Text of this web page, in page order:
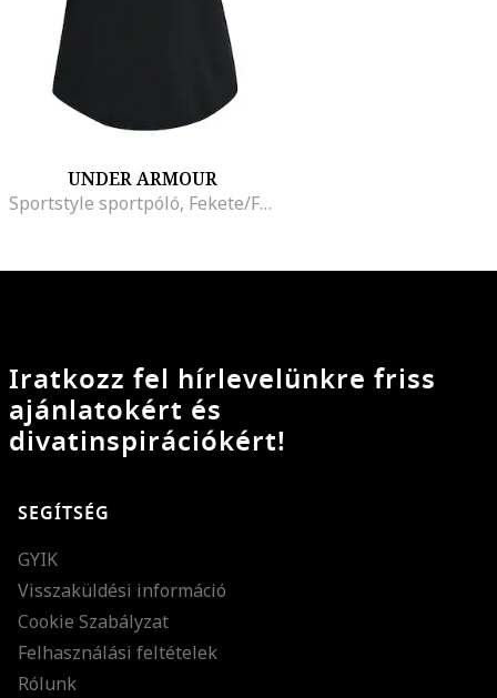
UNDER ARMOUR
Sportstyle sportpóló, Fekete/Fehér
Iratkozz fel hírlevelünkre friss
ajánlatokért és
divatinspirációkért!
SEGÍTSÉG
GYIK
Visszaküldési információ
Cookie Szabályzat
Felhasználási feltételek
Rólunk